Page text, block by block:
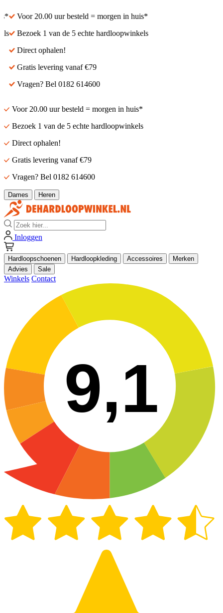
Voor 20.00 uur besteld = morgen in huis*
Bezoek 1 van de 5 echte hardloopwinkels
Direct ophalen!
Gratis levering vanaf €79
Vragen? Bel 0182 614600
Voor 20.00 uur besteld = morgen in huis*
Bezoek 1 van de 5 echte hardloopwinkels
Direct ophalen!
Gratis levering vanaf €79
Vragen? Bel 0182 614600
Dames Heren
Zoek
Inloggen
Hardloopschoenen Hardloopkleding Accessoires
Merken
Advies
Sale
Winkels Contact
9,1